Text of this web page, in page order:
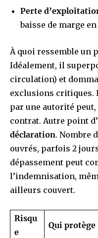
Perte
baisse de marge en
À quoi ressemble un
Idéalement, il
circulation) et
exclusions critiques.
par une autorité
contrat. Autre point
déclaration. Nombre
ouvrés, parfois 2
dépassement peut
l’indemnisation,
ailleurs couvert.
Risqu
e
Qui protège